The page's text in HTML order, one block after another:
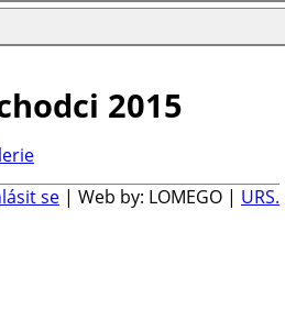
2015
se | Web by: LOMEGO | URS.